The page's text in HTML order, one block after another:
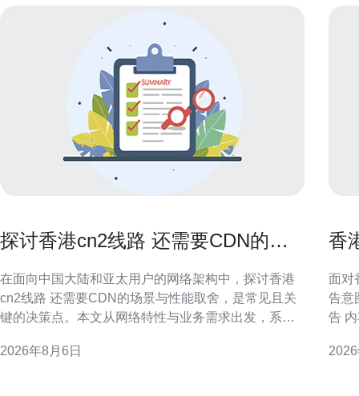
探讨香港cn2线路 还需要CDN的场
在面向中国大陆和亚太用户的网络架构中，探讨香港
cn2线路 还需要CDN的场景与性能取舍，是常见且关
键的决策点。本文从网络特性与业务需求出发，系统
迟、并发和可用性。 什么是香港CN2线路 香港CN2线
2026年8月6日
香
面对
告意
告
准备投